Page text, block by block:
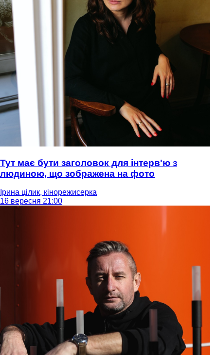
Тут має бути заголовок для інтерв'ю з
людиною, що зображена на фото
Ірина цілик, кінорежисерка
16 вересня 21:00